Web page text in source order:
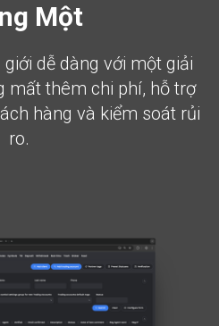
Một
dễ dàng với một giải
mất thêm chi phí, hỗ trợ
hàng và kiểm soát rủi
ro.